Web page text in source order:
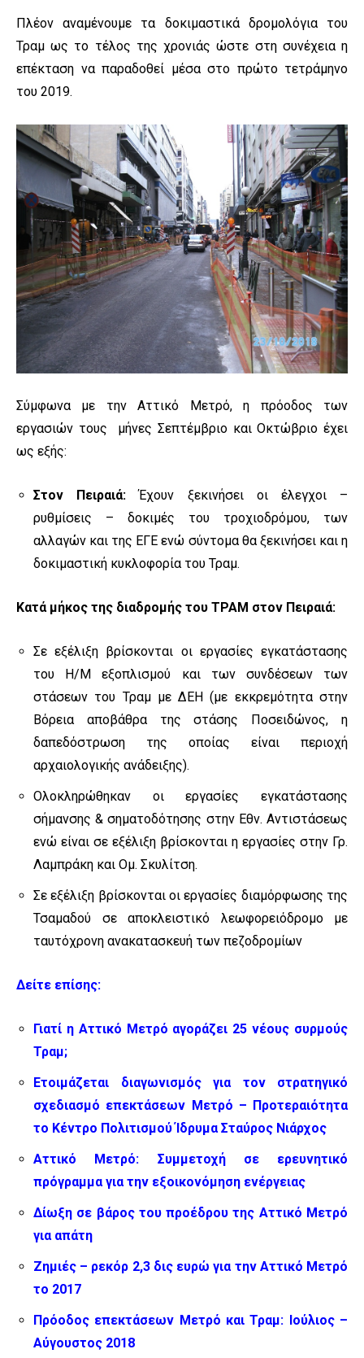
Πλέον αναμένουμε τα δοκιμαστικά δρομολόγια του
Τραμ ως το τέλος της χρονιάς ώστε στη συνέχεια η
επέκταση να παραδοθεί μέσα στο πρώτο τετράμηνο
του 2019.
Σύμφωνα με την Αττικό Μετρό, η πρόοδος των
εργασιών τους μήνες Σεπτέμβριο και Οκτώβριο έχει
ως εξής:
Στον Πειραιά: Έχουν ξεκινήσει οι έλεγχοι –
ρυθμίσεις – δοκιμές του τροχιοδρόμου, των
αλλαγών και της ΕΓΕ ενώ σύντομα θα ξεκινήσει και η
δοκιμαστική κυκλοφορία του Τραμ.
Κατά μήκος της διαδρομής του ΤΡΑΜ στον Πειραιά:
Σε εξέλιξη βρίσκονται οι εργασίες εγκατάστασης
του Η/Μ εξοπλισμού και των συνδέσεων των
στάσεων του Τραμ με ΔΕΗ (με εκκρεμότητα στην
Βόρεια αποβάθρα της στάσης Ποσειδώνος, η
δαπεδόστρωση της οποίας είναι περιοχή
αρχαιολογικής ανάδειξης).
Ολοκληρώθηκαν οι εργασίες εγκατάστασης
σήμανσης & σηματοδότησης στην Εθν. Αντιστάσεως
ενώ είναι σε εξέλιξη βρίσκονται η εργασίες στην Γρ.
Λαμπράκη και Ομ. Σκυλίτση.
Σε εξέλιξη βρίσκονται οι εργασίες διαμόρφωσης της
Τσαμαδού σε αποκλειστικό λεωφορειόδρομο με
ταυτόχρονη ανακατασκευή των πεζοδρομίων
Δείτε επίσης:
Γιατί η Αττικό Μετρό αγοράζει 25 νέους συρμούς
Τραμ;
Ετοιμάζεται διαγωνισμός για τον στρατηγικό
σχεδιασμό επεκτάσεων Μετρό – Προτεραιότητα
το Κέντρο Πολιτισμού Ίδρυμα Σταύρος Νιάρχος
Αττικό Μετρό: Συμμετοχή σε ερευνητικό
πρόγραμμα για την εξοικονόμηση ενέργειας
Δίωξη σε βάρος του προέδρου της Αττικό Μετρό
για απάτη
Ζημιές – ρεκόρ 2,3 δις ευρώ για την Αττικό Μετρό
το 2017
Πρόοδος επεκτάσεων Μετρό και Τραμ: Ιούλιος –
Αύγουστος 2018